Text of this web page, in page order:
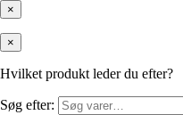
×
×
Hvilket produkt leder du efter?
Søg efter: